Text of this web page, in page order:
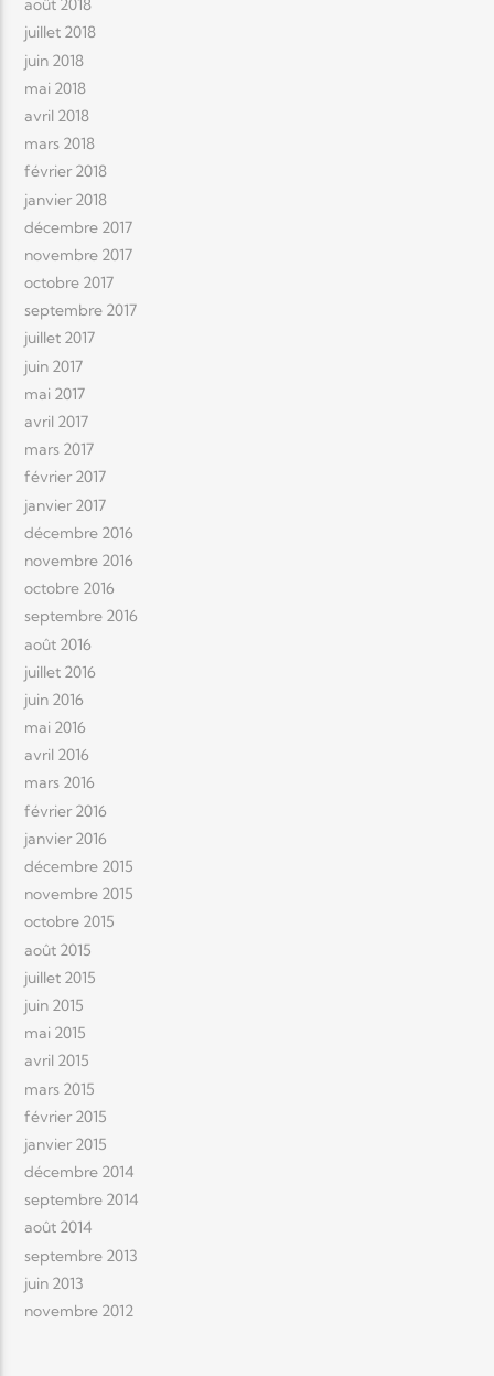
août 2018
juillet 2018
juin 2018
mai 2018
avril 2018
mars 2018
février 2018
janvier 2018
décembre 2017
novembre 2017
octobre 2017
septembre 2017
juillet 2017
juin 2017
mai 2017
avril 2017
mars 2017
février 2017
janvier 2017
décembre 2016
novembre 2016
octobre 2016
septembre 2016
août 2016
juillet 2016
juin 2016
mai 2016
avril 2016
mars 2016
février 2016
janvier 2016
décembre 2015
novembre 2015
octobre 2015
août 2015
juillet 2015
juin 2015
mai 2015
avril 2015
mars 2015
février 2015
janvier 2015
décembre 2014
septembre 2014
août 2014
septembre 2013
juin 2013
novembre 2012